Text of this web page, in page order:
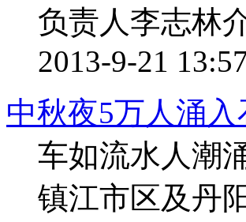
负责人李志林
2013-9-21
中秋夜5万人涌入
车如流水人潮
镇江市区及丹